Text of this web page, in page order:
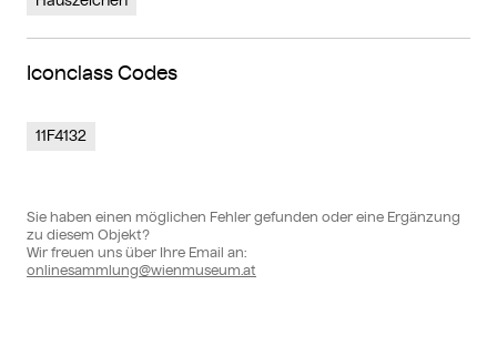
Iconclass Codes
11F4132
Sie haben einen möglichen Fehler gefunden oder eine Ergänzung
zu diesem Objekt?
Wir freuen uns über Ihre Email an:
onlinesammlung@wienmuseum.at